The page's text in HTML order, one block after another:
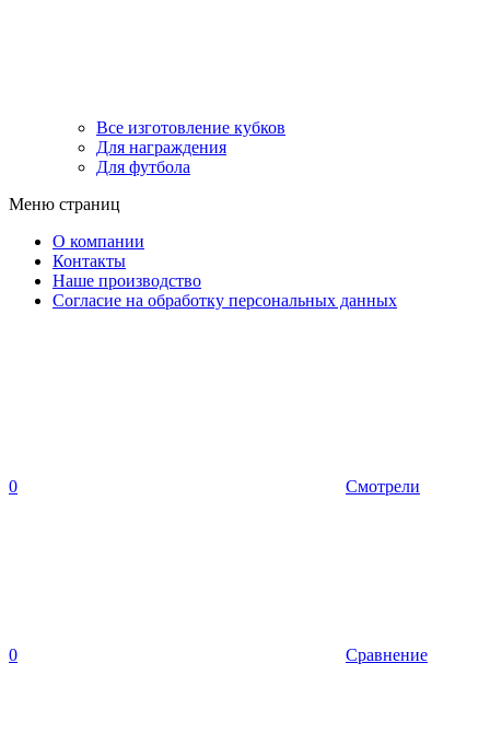
Все изготовление кубков
Для награждения
Для футбола
Меню страниц
О компании
Контакты
Наше производство
Согласие на обработку персональных данных
0 Смотрели
0 Сравнение